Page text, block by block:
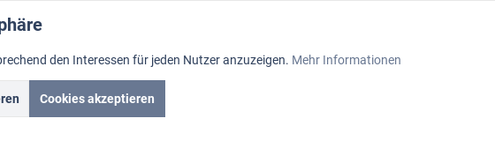
malen lassen Gutscheine
den Interessen für jeden Nutzer anzuzeigen. Mehr Informationen
Cookies akzeptieren